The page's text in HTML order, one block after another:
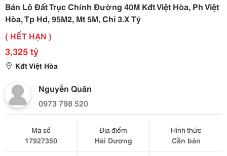
Bán Lô Đất Trục Chính Đường 40M Kđt Việt Hòa, Ph Việt
Hòa, Tp Hd, 95M2, Mt 5M, Chỉ 3.X Tỷ
( HẾT HẠN )
3,325 tỷ
Kđt Việt Hòa
Nguyễn Quân
0973 798 520
Mã số
17927350
Địa điểm
Hải Dương
Hình thức
Cần bán